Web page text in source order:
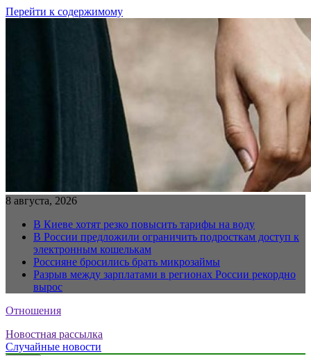
Перейти к содержимому
8 августа, 2026
В Киеве хотят резко повысить тарифы на воду
В России предложили ограничить подросткам доступ к
электронным кошелькам
Россияне бросились брать микрозаймы
Разрыв между зарплатами в регионах России рекордно
вырос
Отношения
Новостная рассылка
Случайные новости